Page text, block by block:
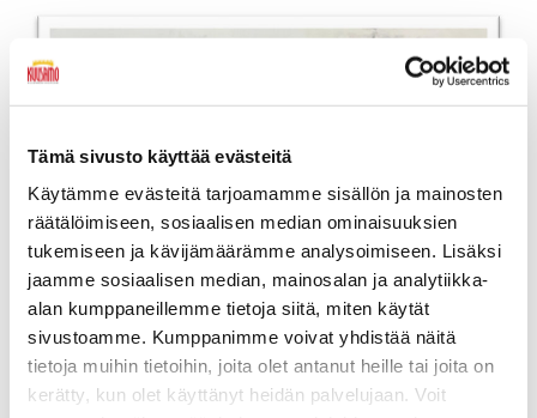
Tämä sivusto käyttää evästeitä
Käytämme evästeitä tarjoamamme sisällön ja mainosten
räätälöimiseen, sosiaalisen median ominaisuuksien
tukemiseen ja kävijämäärämme analysoimiseen. Lisäksi
jaamme sosiaalisen median, mainosalan ja analytiikka-
alan kumppaneillemme tietoja siitä, miten käytät
sivustoamme. Kumppanimme voivat yhdistää näitä
tietoja muihin tietoihin, joita olet antanut heille tai joita on
kerätty, kun olet käyttänyt heidän palvelujaan. Voit
Juuso ja Lotta Manninen. (Maija Alajuuman kuva-arkisto)